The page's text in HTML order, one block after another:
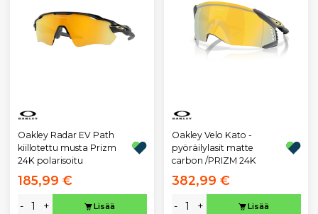
Oakley Radar EV Path
kiillotettu musta Prizm
24K polarisoitu
185,99 €
- + Lisää
Oakley Velo Kato -
pyöräilylasit matte
carbon /PRIZM 24K
382,99 €
- + Lisää